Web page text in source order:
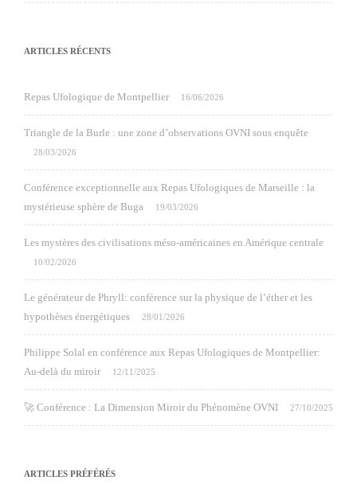
ARTICLES RÉCENTS
Repas Ufologique de Montpellier 16/06/2026
Triangle de la Burle : une zone d’observations OVNI sous enquête
28/03/2026
Conférence exceptionnelle aux Repas Ufologiques de Marseille : la
mystérieuse sphère de Buga
19/03/2026
Les mystères des civilisations méso-américaines en Amérique centrale
10/02/2026
Le générateur de Phryll: conférence sur la physique de l’éther et les
hypothèses énergétiques
28/01/2026
Philippe Solal en conférence aux Repas Ufologiques de Montpellier:
Au-delà du miroir
12/11/2025
🚀 Conférence : La Dimension Miroir du Phénomène OVNI 27/10/2025
ARTICLES PRÉFÉRÉS